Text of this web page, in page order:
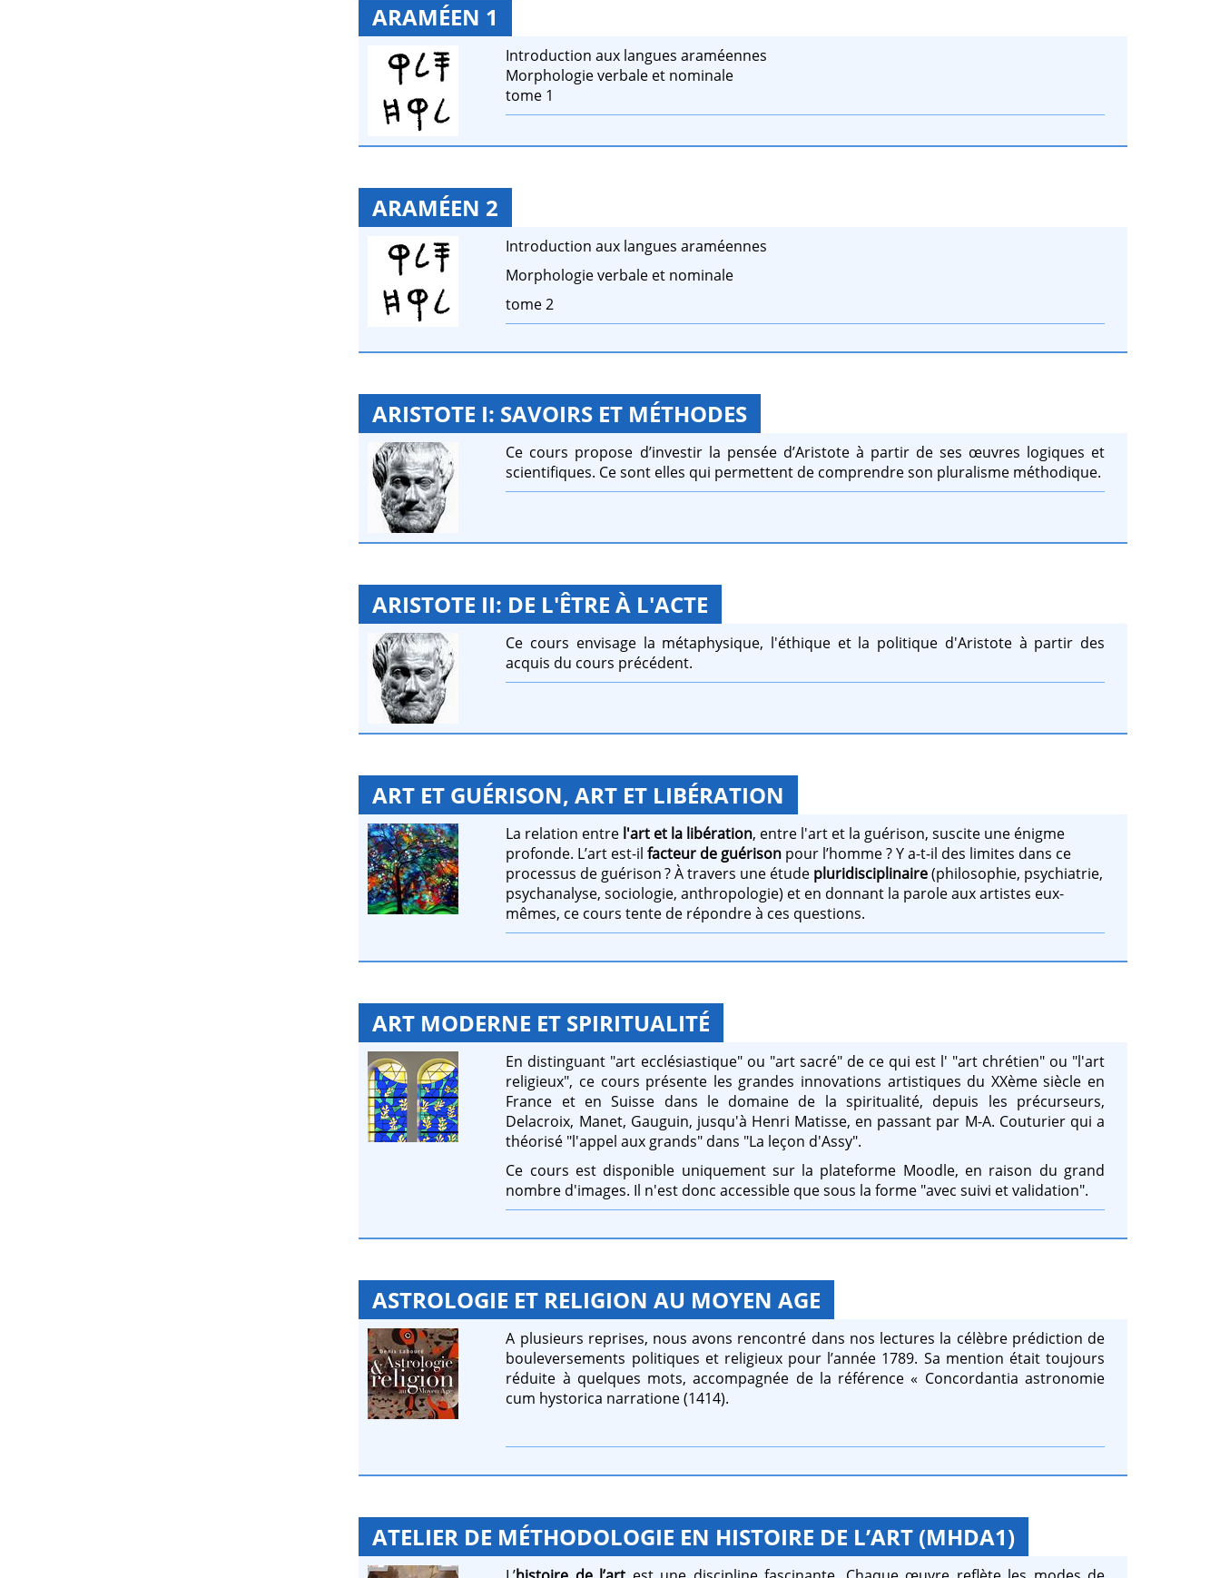
ARAMÉEN 1
Introduction aux langues araméennes
Morphologie verbale et nominale
tome 1
ARAMÉEN 2
Introduction aux langues araméennes
Morphologie verbale et nominale
tome 2
ARISTOTE I: SAVOIRS ET MÉTHODES
Ce cours propose d’investir la pensée d’Aristote à partir de ses œuvres logiques et
scientifiques. Ce sont elles qui permettent de comprendre son pluralisme méthodique.
ARISTOTE II: DE L'ÊTRE À L'ACTE
Ce cours envisage la métaphysique, l'éthique et la politique d'Aristote à partir des
acquis du cours précédent.
ART ET GUÉRISON, ART ET LIBÉRATION
La relation entre l'art et la libération, entre l'art et la guérison, suscite une énigme
profonde. L’art est-ilfacteur de guérison pour l’homme ? Y a-t-il des limites dans ce
processus de guérison ? À travers une étude pluridisciplinaire(philosophie, psychiatrie,
psychanalyse, sociologie, anthropologie) et en donnant la parole aux artistes eux-
mêmes, ce cours tente de répondre à ces questions.
ART MODERNE ET SPIRITUALITÉ
En distinguant "art ecclésiastique" ou "art sacré" de ce qui est l' "art chrétien" ou "l'art
religieux", ce cours présente les grandes innovations artistiques du XXème siècle en
France et en Suisse dans le domaine de la spiritualité, depuis les précurseurs,
Delacroix, Manet, Gauguin, jusqu'à Henri Matisse, en passant par M-A. Couturier qui a
théorisé "l'appel aux grands" dans "La leçon d'Assy".
Ce cours est disponible uniquement sur la plateforme Moodle, en raison du grand
nombre d'images. Il n'est donc accessible que sous la forme "avec suivi et validation".
ASTROLOGIE ET RELIGION AU MOYEN AGE
A plusieurs reprises, nous avons rencontré dans nos lectures la célèbre prédiction de
bouleversements politiques et religieux pour l’année 1789. Sa mention était toujours
réduite à quelques mots, accompagnée de la référence « Concordantia astronomie
cum hystorica narratione (1414).
ATELIER DE MÉTHODOLOGIE EN HISTOIRE DE L’ART (MHDA1)